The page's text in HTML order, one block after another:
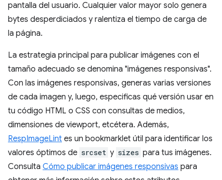
pantalla del usuario. Cualquier valor mayor solo genera
bytes desperdiciados y ralentiza el tiempo de carga de
la página.
La estrategia principal para publicar imágenes con el
tamaño adecuado se denomina "imágenes responsivas".
Con las imágenes responsivas, generas varias versiones
de cada imagen y, luego, especificas qué versión usar en
tu código HTML o CSS con consultas de medios,
dimensiones de viewport, etcétera. Además,
RespImageLint es un bookmarklet útil para identificar los
valores óptimos de srcset y sizes para tus imágenes.
Consulta Cómo publicar imágenes responsivas para